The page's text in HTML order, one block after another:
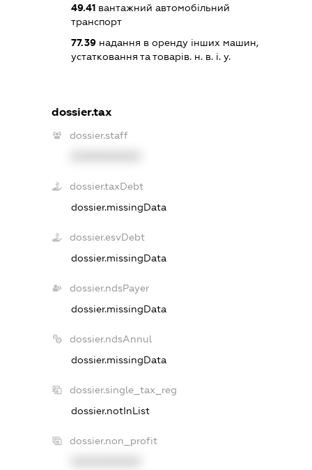
49.41 вантажний автомобільний
транспорт
77.39 надання в оренду інших машин,
устатковання та товарів. н. в. і. у.
dossier.tax
dossier.staff
dossier.taxDebt
dossier.missingData
dossier.esvDebt
dossier.missingData
dossier.ndsPayer
dossier.missingData
dossier.ndsAnnul
dossier.missingData
dossier.single_tax_reg
dossier.notInList
dossier.non_profit